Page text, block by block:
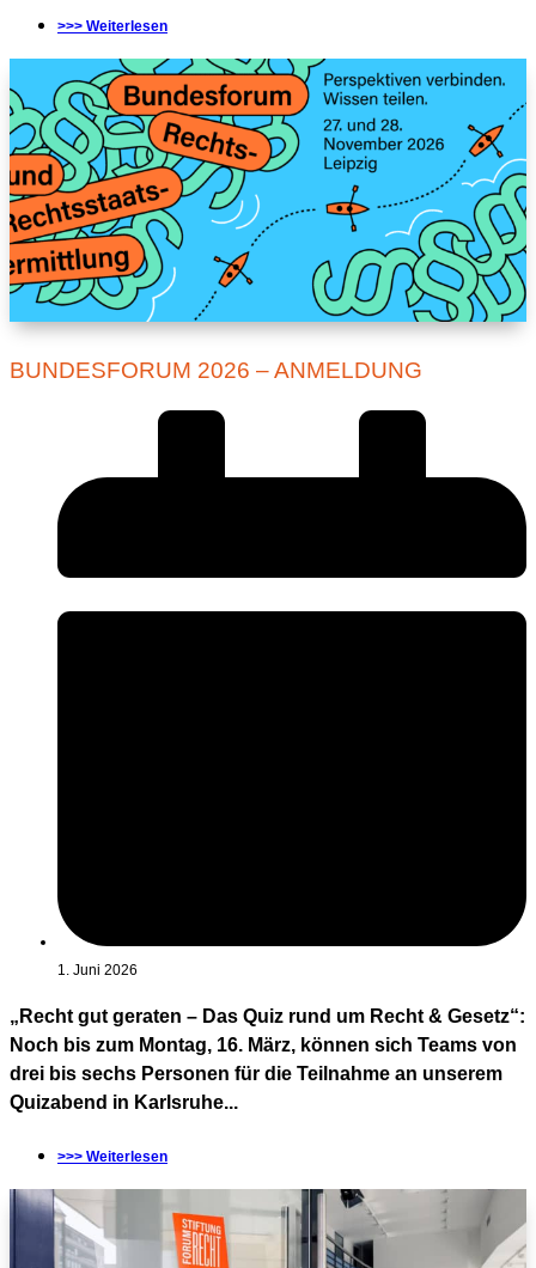
>>> Weiterlesen
BUNDESFORUM 2026 – ANMELDUNG
1. Juni 2026
„Recht gut geraten – Das Quiz rund um Recht & Gesetz“:
Noch bis zum Montag, 16. März, können sich Teams von
drei bis sechs Personen für die Teilnahme an unserem
Quizabend in Karlsruhe...
>>> Weiterlesen